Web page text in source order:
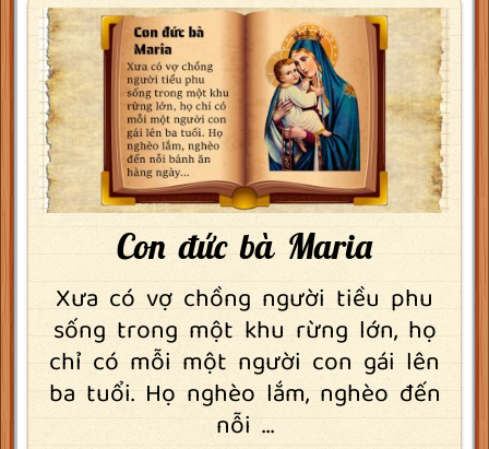
Con đức bà Maria
Xưa có vợ chồng người tiều phu
sống trong một khu rừng lớn, họ
chỉ có mỗi một người con gái lên
ba tuổi. Họ nghèo lắm, nghèo đến
nỗi ...